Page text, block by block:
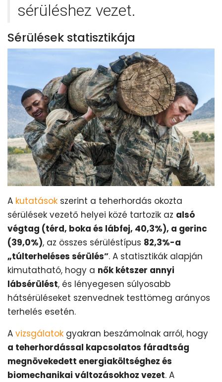
sérüléshez vezet.
Sérülések statisztikája
A kutatások szerint a teherhordás okozta
sérülések vezető helyei közé tartozik az alsó
végtag (térd, boka és lábfej, 40,3%), a gerinc
(39,0%), az összes sérüléstípus 82,3%-a
„túlterheléses sérülés”. A statisztikák alapján
kimutatható, hogy a nők kétszer annyi
lábsérülést, és lényegesen súlyosabb
hátsérüléseket szenvednek testtömeg arányos
terhelés esetén.
A vizsgálatok gyakran beszámolnak arról, hogy
a teherhordással kapcsolatos fáradtság
megnövekedett energiaköltséghez és
biomechanikai változásokhoz vezet. A